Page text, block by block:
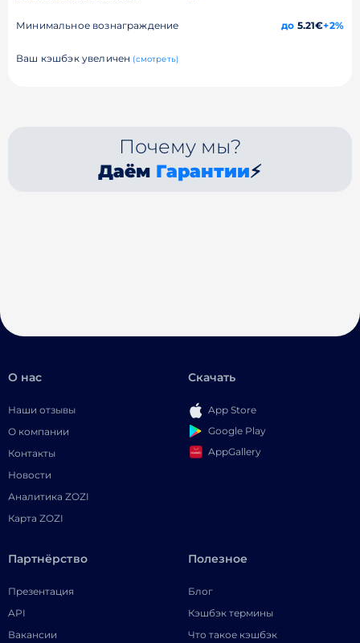
Минимальное вознаграждение до 5.21€+2%
Ваш кэшбэк увеличен (смотреть)
Почему мы?
Даём Гарантии⚡
О нас
Наши отзывы
О компании
Контакты
Новости
Аналитика ZOZI
Карта ZOZI
Скачать
App Store
Google Play
AppGallery
Партнёрство
Презентация
API
Вакансии
Полезное
Блог
Кэшбэк термины
Что такое кэшбэк